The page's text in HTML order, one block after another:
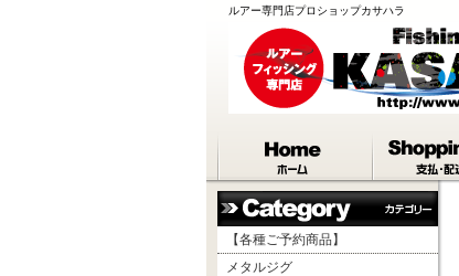
ルアー専門店プロショップカサハラ
【各種ご予約商品】
メタルジグ